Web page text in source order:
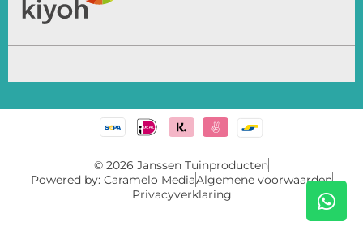
© 2026 Janssen Tuinproducten
Powered by: Caramelo MediaAlgemene voorwaarden
Privacyverklaring